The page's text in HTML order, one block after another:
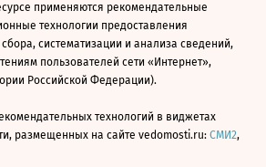
применяются рекомендательные
технологии предоставления
систематизации и анализа сведений,
пользователей сети «Интернет»,
Российской Федерации).
технологий в виджетах
размещенных на сайте vedomosti.ru: СМИ2,